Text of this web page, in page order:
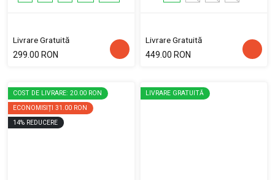
Livrare Gratuită
299.00 RON
Livrare Gratuită
449.00 RON
COST DE LIVRARE: 20.00 RON
ECONOMISIȚI 31.00 RON
14% REDUCERE
LIVRARE GRATUITĂ